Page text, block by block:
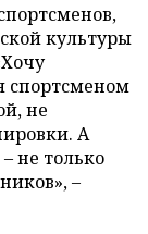
культуры
спортсменом
не
А
не только
–